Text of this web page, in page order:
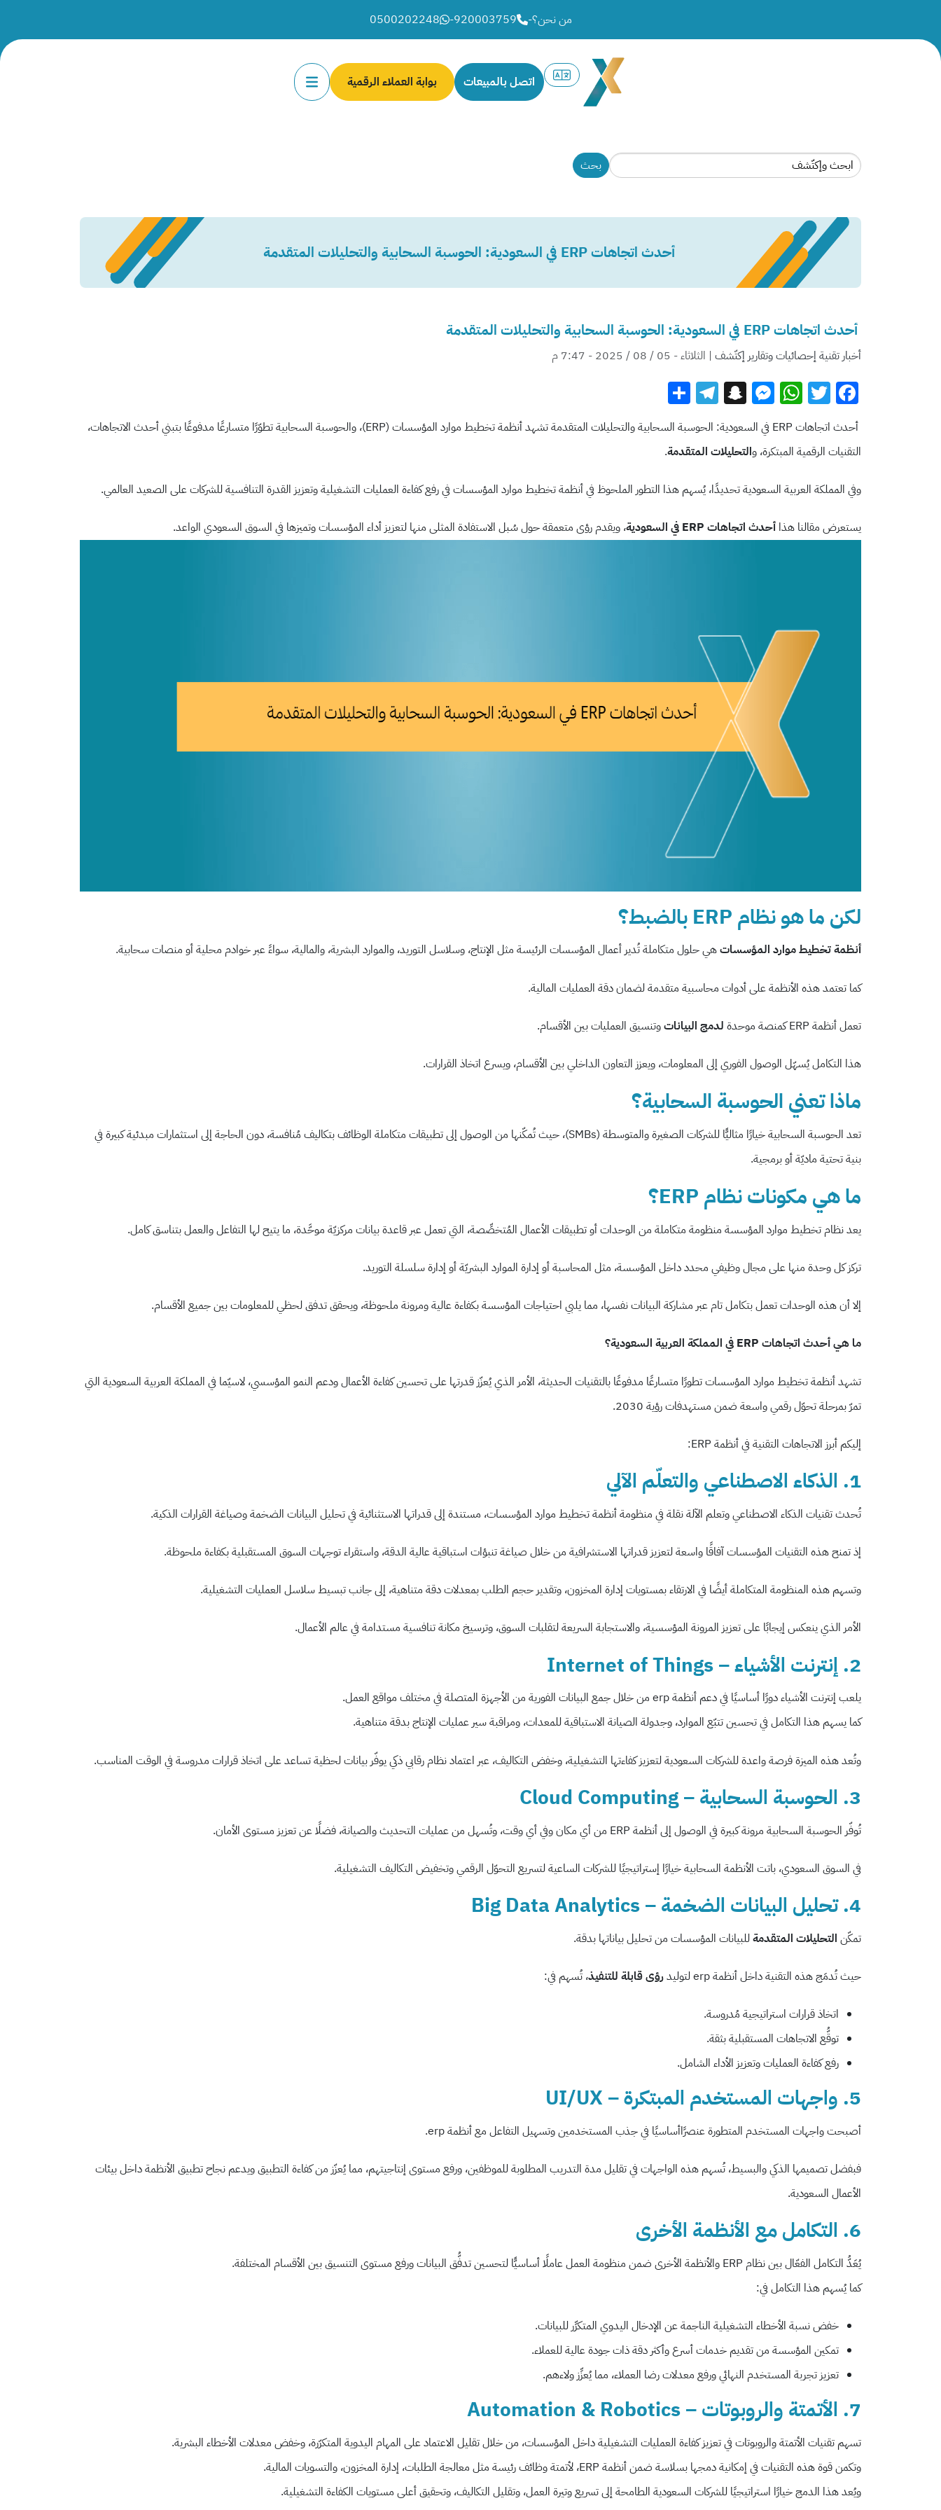
من نحن؟-
920003759
-
0500202248
اتصل بالمبيعات بوابة العملاء الرقمية
أحدث اتجاهات ERP في السعودية: الحوسبة السحابية والتحليلات المتقدمة
أحدث اتجاهات ERP في السعودية: الحوسبة السحابية والتحليلات المتقدمة
أخبار تقنية إحصائيات وتقارير إكتّشف | الثلاثاء - 05 / 08 / 2025 - 7:47 م
Facebook
Twitter
WhatsApp
Messenger
Snapchat
Telegram
أحدث اتجاهات ERP في السعودية: الحوسبة السحابية والتحليلات المتقدمة تشهد أنظمة تخطيط موارد المؤسسات (ERP)، و الحوسبة السحابيةتطوّرًا متسارعًا مدفوعًا بتبني أحدث الاتجاهات،
التقنيات الرقمية المبتكرة، والتحليلات المتقدمة.
وفي المملكة العربية السعودية تحديدًا، يُسهم هذا التطور الملحوظ في أنظمة تخطيط موارد المؤسسات في رفع كفاءة العمليات التشغيلية وتعزيز القدرة التنافسية للشركات على الصعيد العالمي.
يستعرض مقالنا هذا أحدث اتجاهات ERP في السعودية ، ويقدم رؤى متعمقة حول سُبل الاستفادة المثلى منها لتعزيز أداء المؤسسات وتميزها في السوق السعودي الواعد.
لكن ما هو نظام ERP بالضبط؟
أنظمة تخطيط موارد المؤسساتهي حلول متكاملة تُدير أعمال المؤسسات الرئيسة مثل الإنتاج، وسلاسل التوريد، والموارد البشرية، والمالية، سواءً عبر خوادم محلية أو منصات سحابية.
كما تعتمد هذه الأنظمة على أدوات محاسبية متقدمة لضمان دقة العمليات المالية.
تعمل أنظمة ERP كمنصة موحدة لدمج البياناتوتنسيق العمليات بين الأقسام.
هذا التكامل يُسهّل الوصول الفوري إلى المعلومات، ويعزز التعاون الداخلي بين الأقسام، ويسرع اتخاذ القرارات.
ماذا تعني الحوسبة السحابية؟
تعد الحوسبة السحابية خيارًا مثاليًّا للشركات الصغيرة والمتوسطة (SMBs)، حيث تُمكّنها من الوصول إلى تطبيقات متكاملة الوظائف بتكاليف مُنافسة، دون الحاجة إلى استثمارات مبدئية كبيرة في
بنية تحتية ماديّة أو برمجية.
ما هي مكونات نظام ERP؟
يعد نظام تخطيط موارد المؤسسة منظومة متكاملة من الوحدات أو تطبيقات الأعمال المُتخصِّصة، التي تعمل عبر قاعدة بيانات مركزيّة موحَّدة، ما يتيح لها التفاعل والعمل بتناسق كامل.
تركز كل وحدة منها على مجال وظيفي محدد داخل المؤسسة، مثل المحاسبة أو إدارة الموارد البشريّة أو إدارة سلسلة التوريد.
إلا أن هذه الوحدات تعمل بتكامل تام عبر مشاركة البيانات نفسها، مما يلبي احتياجات المؤسسة بكفاءة عالية ومرونة ملحوظة، ويحقق تدفق لحظي للمعلومات بين جميع الأقسام.
ما هي أحدث اتجاهات ERP في المملكة العربية السعودية؟
تشهد أنظمة تخطيط موارد المؤسسات تطورًا متسارعًا مدفوعًا بالتقنيات الحديثة، الأمر الذي يُعزّز قدرتها على تحسين كفاءة الأعمال ودعم النمو المؤسسي، لاسيّما في المملكة العربية السعودية التي
تمرّ بمرحلة تحوّل رقمي واسعة ضمن مستهدفات رؤية 2030.
إليكم أبرز الاتجاهات التقنية في أنظمة ERP:
1. الذكاء الاصطناعي والتعلّم الآلي
تُحدث تقنيات الذكاء الاصطناعي وتعلم الآلة نقلة في منظومة أنظمة تخطيط موارد المؤسسات، مستندة إلى قدراتها الاستثنائية فيتحليل البيانات الضخمةوصياغة القرارات الذكية.
إذ تمنح هذه التقنيات المؤسسات آفاقًا واسعة لتعزيز قدراتها الاستشرافية من خلال صياغة تنبؤات استباقية عالية الدقة، واستقراء توجهات السوق المستقبلية بكفاءة ملحوظة.
وتسهم هذه المنظومة المتكاملة أيضًا في الارتقاء بمستويات إدارة المخزون، وتقدير حجم الطلب بمعدلات دقة متناهية، إلى جانب تبسيط سلاسل العمليات التشغيلية.
الأمر الذي ينعكس إيجابًا على تعزيز المرونة المؤسسية، والاستجابة السريعة لتقلبات السوق، وترسيخ مكانة تنافسية مستدامة في عالم الأعمال.
2. إنترنت الأشياء – Internet of Things
يلعب إنترنت الأشياءدورًا أساسيًا في دعم أنظمة erp من خلال جمع البيانات الفورية من الأجهزة المتصلة في مختلف مواقع العمل.
كما يسهم هذا التكامل في تحسين تتبّع الموارد، وجدولة الصيانة الاستباقية للمعدات، ومراقبة سير عمليات الإنتاج بدقة متناهية.
وتُعد هذه الميزة فرصة واعدة للشركات السعودية لتعزيز كفاءتها التشغيلية، وخفض التكاليف، عبر اعتماد نظام رقابي ذكي يوفّر بيانات لحظية تساعد على اتخاذ قرارات مدروسة في الوقت المناسب.
3. الحوسبة السحابية – Cloud Computing
تُوفّر الحوسبة السحابية مرونة كبيرة في الوصول إلى أنظمة ERP من أي مكان وفي أي وقت، وتُسهل من عمليات التحديث والصيانة، فضلًا عن تعزيز مستوى الأمان.
في السوق السعودي، باتت الأنظمة السحابية خيارًا إستراتيجيًا للشركات الساعية لتسريع التحوّل الرقمي وتخفيض التكاليف التشغيلية.
4. تحليل البيانات الضخمة – Big Data Analytics
تمكّن التحليلات المتقدمةللبيانات المؤسسات من تحليل بياناتها بدقة.
حيث تُدمَج هذه التقنية داخل أنظمة erp لتوليد رؤى قابلة للتنفيذ، تُسهم في:
اتخاذ قرارات استراتيجية مُدروسة.
توقُّع الاتجاهات المستقبلية بثقة.
رفع كفاءة العمليات وتعزيز الأداء الشامل.
5. واجهات المستخدم المبتكرة – UI/UX
أصبحت واجهات المستخدم المتطورة عنصرًاأساسيًا في جذب المستخدمين وتسهيل التفاعل مع أنظمة erp.
فبفضل تصميمها الذكي والبسيط، تُسهم هذه الواجهات في تقليل مدة التدريب المطلوبة للموظفين، ورفع مستوى إنتاجيتهم، مما يُعزّز من كفاءة التطبيق ويدعم نجاح تطبيق الأنظمة داخل بيئات
الأعمال السعودية.
6. التكامل مع الأنظمة الأخرى
يُعَدُّ التكامل الفعّال بين نظام ERP والأنظمة الأخرى ضمن منظومة العمل عاملًا أساسيًّا لتحسين تدفُّق البيانات ورفع مستوى التنسيق بين الأقسام المختلفة.
كما يُسهم هذا التكامل في:
خفض نسبة الأخطاء التشغيلية الناجمة عن الإدخال اليدوي المتكرِّر للبيانات.
تمكين المؤسسة من تقديم خدمات أسرع وأكثر دقة ذات جودة عالية للعملاء.
تعزيز تجربة المستخدم النهائي ورفع معدلات رضا العملاء، مما يُعزِّز ولاءهم.
7. الأتمتة والروبوتات – Automation & Robotics
تسهم تقنيات الأتمتة والروبوتات في تعزيز كفاءة العمليات التشغيلية داخل المؤسسات، من خلال تقليل الاعتماد على المهام اليدوية المتكرّرة، وخفض معدلات الأخطاء البشرية.
وتكمن قوة هذه التقنيات في إمكانية دمجها بسلاسة ضمن أنظمة ERP، لأتمتة وظائف رئيسة مثل معالجة الطلبات، إدارة المخزون، والتسويات المالية.
ويُعد هذا الدمج خيارًا استراتيجيًا للشركات السعودية الطامحة إلى تسريع وتيرة العمل، وتقليل التكاليف، وتحقيق أعلى مستويات الكفاءة التشغيلية.